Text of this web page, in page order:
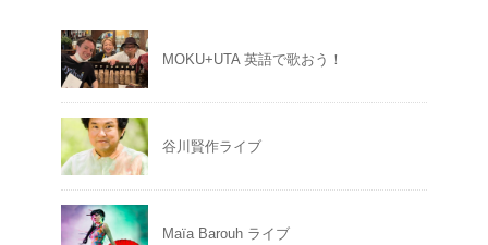
MOKU+UTA 英語で歌おう！
谷川賢作ライブ
Maïa Barouh ライブ